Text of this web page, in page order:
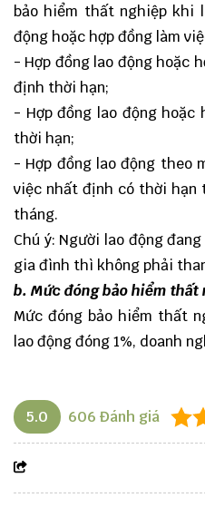
bảo hiểm thất nghiệp khi
động hoặc hợp đồng làm
- Hợp đồng lao động hoặc
định thời hạn;
- Hợp đồng lao động hoặc
thời hạn;
- Hợp đồng lao động theo
việc nhất định có thời hạn
tháng.
Chú ý: Người lao động
gia đình thì không phải
b. Mức đóng bảo hiểm thất
Mức đóng bảo hiểm thất
lao động đóng 1%, doanh
5.0 606 Đánh giá